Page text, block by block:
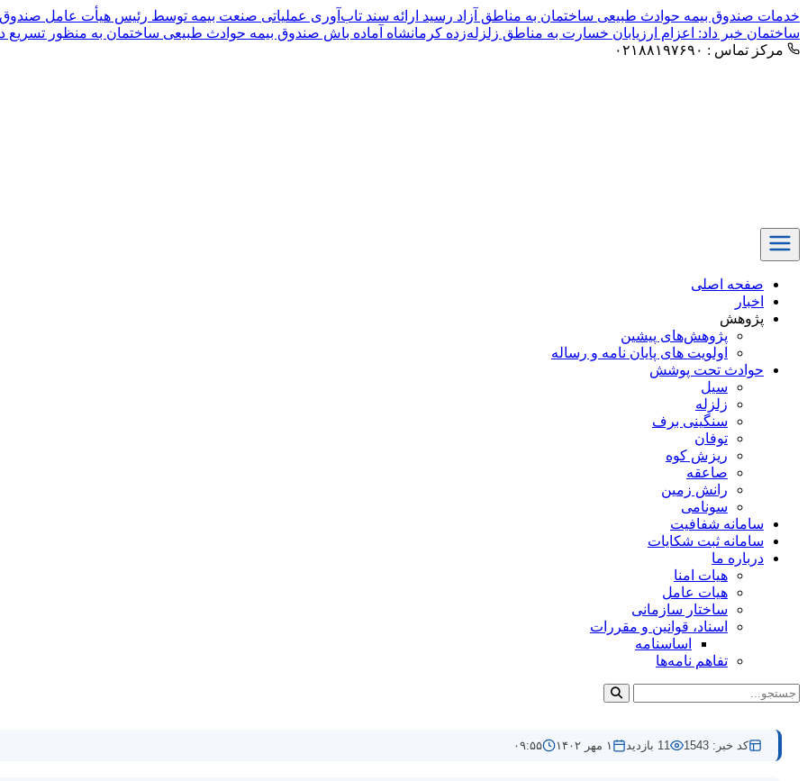
خدمات صندوق بیمه حوادث طبیعی ساختمان به مناطق آزاد رسید ارائه سند تاب‌آوری عملیاتی صنعت بیمه توسط رئیس هیأت عامل
ساختمان خبر داد: اعزام ارزیابان خسارت به مناطق زلزله‌زده کرمانشاه آماده باش صندوق بیمه حوادث طبیعی ساختمان به منظور تسریع
مرکز تماس : ۰۲۱۸۸۱۹۷۶۹۰
صفحه اصلی
اخبار
پژوهش
پژوهش‌های پیشین
اولویت های پایان نامه و رساله
حوادث تحت پوشش
سیل
زلزله
سنگینی برف
توفان
ریزش کوه
صاعقه
رانش زمین
سونامی
سامانه شفافیت
سامانه ثبت شکایات
درباره ما
هیات امنا
هیات عامل
ساختار سازمانی
اسناد، قوانین و مقررات
اساسنامه
تفاهم نامه‌ها
کد خبر: 1543 11 بازدید ۱ مهر ۱۴۰۲ ۰۹:۵۵